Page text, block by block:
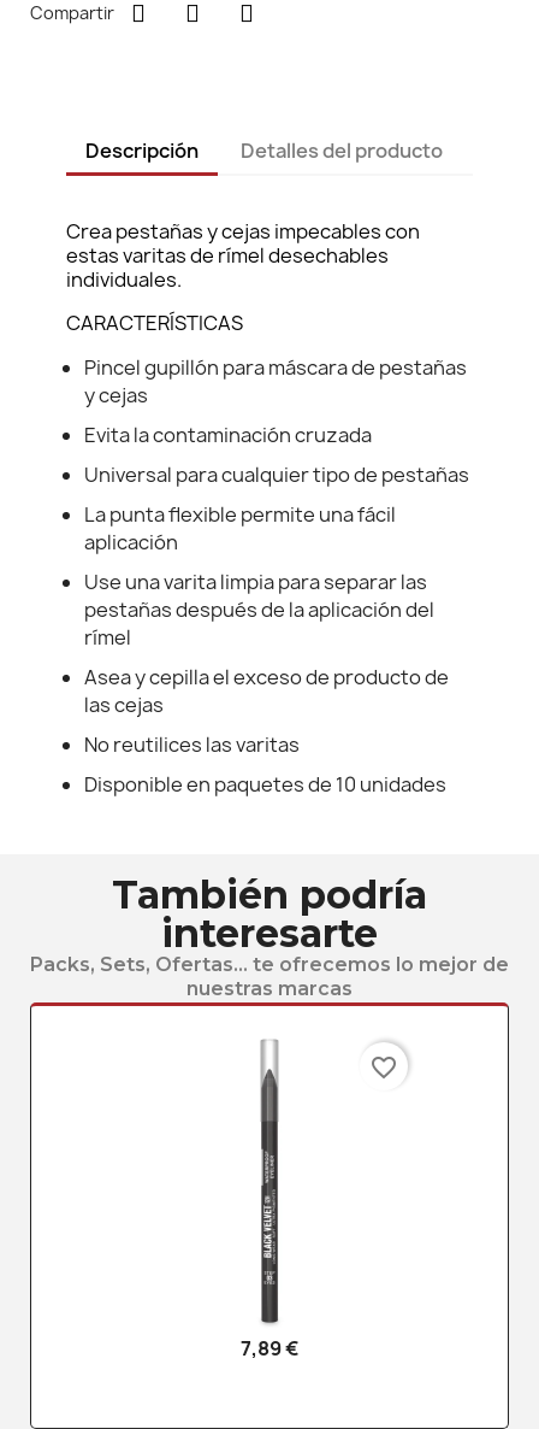
Compartir
Descripción Detalles del producto
Crea pestañas y cejas impecables con
estas varitas de rímel desechables
individuales.
CARACTERÍSTICAS
Pincel gupillón para máscara de pestañas
y cejas
Evita la contaminación cruzada
Universal para cualquier tipo de pestañas
La punta flexible permite una fácil
aplicación
Use una varita limpia para separar las
pestañas después de la aplicación del
rímel
Asea y cepilla el exceso de producto de
las cejas
No reutilices las varitas
Disponible en paquetes de 10 unidades
También podría
interesarte
Packs, Sets, Ofertas... te ofrecemos lo mejor de
nuestras marcas
7,89 €
favorite_border